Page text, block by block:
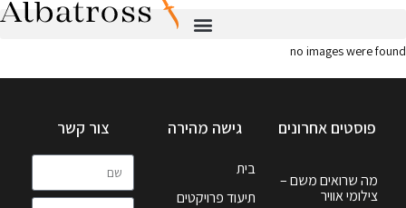
no images were found
פוסטים אחרונים
מה שרואים משם –
צילומי אוויר
גישה מהירה
בית
תיעוד פרויקטים
צור קשר